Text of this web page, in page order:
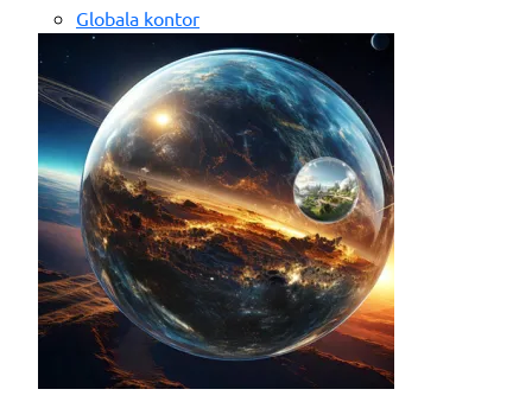
Globala kontor